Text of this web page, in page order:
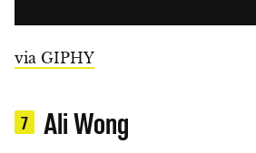
via GIPHY
7 Ali Wong